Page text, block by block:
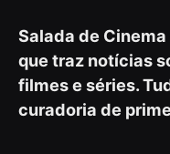
Salada de
que traz notícias
filmes e séries.
curadoria de